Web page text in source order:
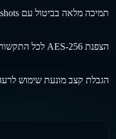
תמיכה מלאה בביטול עם snapshots של מסד נתונים
הצפנת AES-256 לכל התקשורת
הגבלת קצב מונעת שימוש